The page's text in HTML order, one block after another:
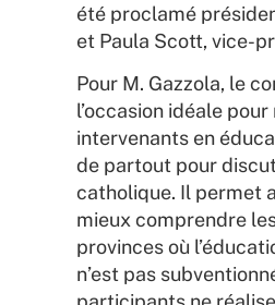
été proclamé
et Paula Scott, vice-
Pour M. Gazzola, le
l’occasion idéale
intervenants en
de partout pour
catholique. Il permet
mieux comprendre
provinces où
n’est pas